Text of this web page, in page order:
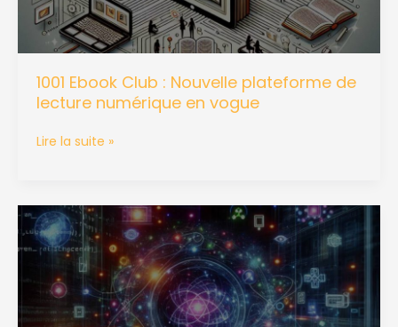
1001 Ebook Club : Nouvelle plateforme de
lecture numérique en vogue
numérique
en
Lire la suite »
OpenCL:
moteur
d’accélération
pour
applications
high-